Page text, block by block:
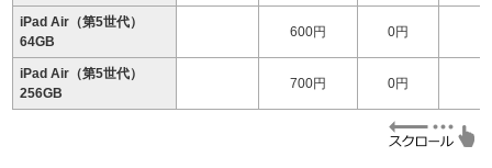
iPad Air（第5世代）
64GB
600円 0円
iPad Air（第5世代）
256GB
700円 0円